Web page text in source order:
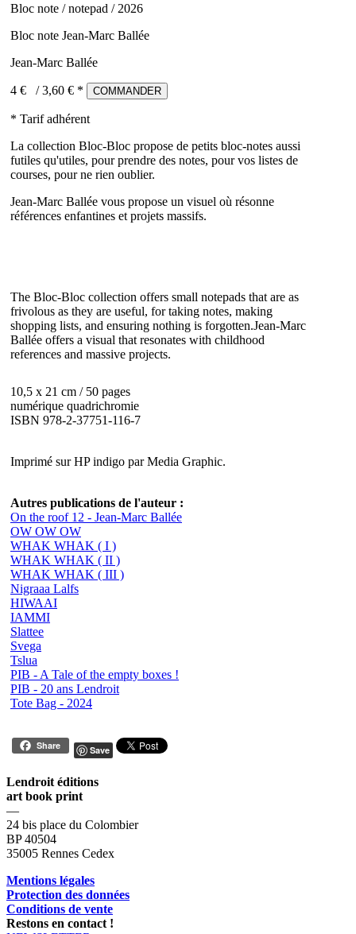
Bloc note / notepad / 2026
Bloc note Jean-Marc Ballée
Jean-Marc Ballée
4 € /3,60 € * COMMANDER
* Tarif adhérent
La collection Bloc-Bloc propose de petits bloc-notes aussi
futiles qu'utiles, pour prendre des notes, pour vos listes de
courses, pour ne rien oublier.
Jean-Marc Ballée vous propose un visuel où résonne
références enfantines et projets massifs.
The Bloc-Bloc collection offers small notepads that are as
frivolous as they are useful, for taking notes, making
shopping lists, and ensuring nothing is forgotten.Jean-Marc
Ballée offers a visual that resonates with childhood
references and massive projects.
10,5 x 21 cm / 50 pages
numérique quadrichromie
ISBN 978-2-37751-116-7
Imprimé sur HP indigo par Media Graphic.
Autres publications de l'auteur :
On the roof 12 - Jean-Marc Ballée
OW OW OW
WHAK WHAK ( I )
WHAK WHAK ( II )
WHAK WHAK ( III )
Nigraaa Lalfs
HIWAAI
IAMMI
Slattee
Svega
Tslua
PIB - A Tale of the empty boxes !
PIB - 20 ans Lendroit
Tote Bag - 2024
Share Save
Lendroit éditions
art book print
—
24 bis place du Colombier
BP 40504
35005 Rennes Cedex
Mentions légales
Protection des données
Conditions de vente
Restons en contact !